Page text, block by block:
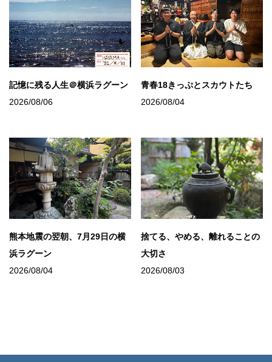
記憶に残る人生＠横浜ラグーン
2026/08/06
青春18きっぷとスカウトたち
2026/08/04
熊本地震の翌朝、7月29日の横
浜ラグーン
2026/08/04
捨てる、やめる、離れることの
大切さ
2026/08/03